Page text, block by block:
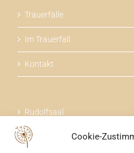
Cookie-
Trauerfälle
Im Trauerfall
Kontakt
Rudolfsaal
Über uns